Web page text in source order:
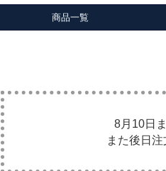
商品一覧
8月10日
また後日